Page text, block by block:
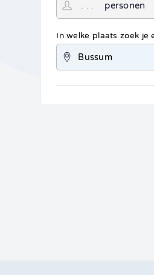
personen
In welke plaats zoek je